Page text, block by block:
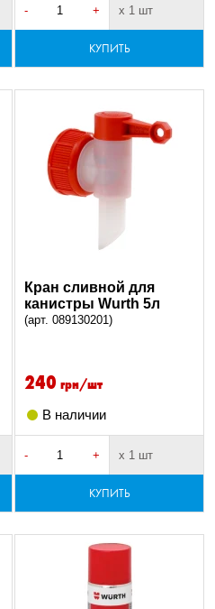
- + х 1 шт
КУПИТЬ
Кран сливной для
канистры Wurth 5л
(арт. 089130201)
240 грн/шт
В наличии
- + х 1 шт
КУПИТЬ